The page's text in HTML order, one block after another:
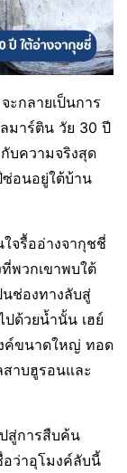
ะกลายเป็นการ
มาร์ติน วัย 30 ปี
บความจริงสุด
อนอยู่ใต้บ้าน
จรื้ออ่างจากุชชี่
พวกเขาพบใต้
ช่องทางลับสู่
ด้วยน้ำนั้น เฮย์
ค์ขนาดใหญ่ ทอด
าบฮูรอนและ
สู่การสืบค้น
อว่าอุโมงค์ลับนี้